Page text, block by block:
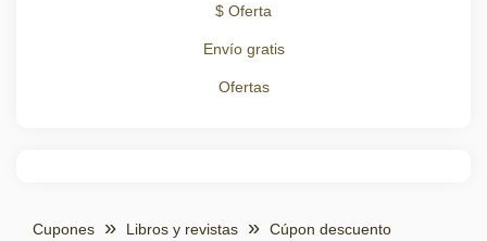
$ Oferta
Envío gratis
Ofertas
Cupones Libros y revistas
Cúpon descuento